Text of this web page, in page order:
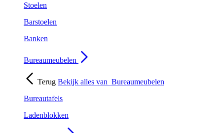
Stoelen
Barstoelen
Banken
Bureaumeubelen
Terug Bekijk alles van Bureaumeubelen
Bureautafels
Ladenblokken